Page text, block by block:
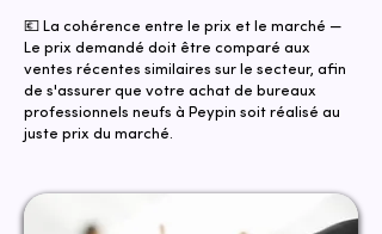
💶 La cohérence entre le prix et le marché —
Le prix demandé doit être comparé aux
ventes récentes similaires sur le secteur, afin
de s'assurer que votre achat de bureaux
professionnels neufs à Peypin soit réalisé au
juste prix du marché.